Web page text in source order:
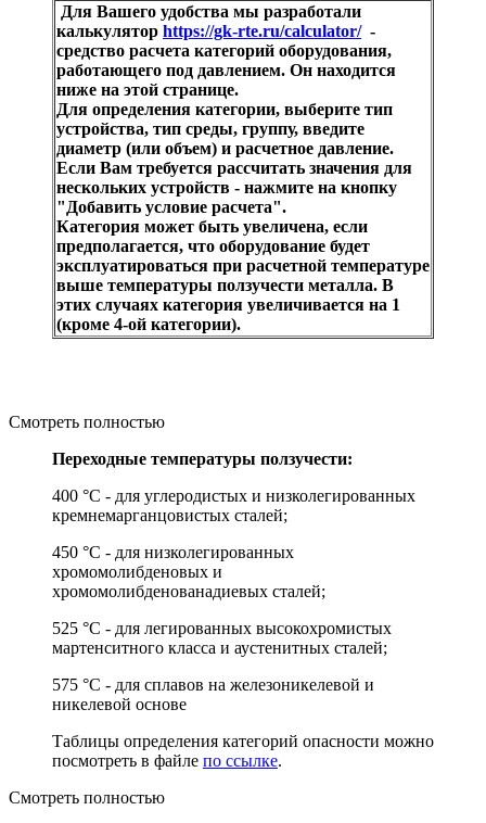
Для Вашего удобства мы разработали
калькулятор https://gk-rte.ru/calculator/-
средство расчета категорий оборудования,
работающего под давлением. Он находится
ниже на этой странице.
Для определения категории, выберите тип
устройства, тип среды, группу, введите
диаметр (или объем) и расчетное давление.
Если Вам требуется рассчитать значения для
нескольких устройств - нажмите на кнопку
"Добавить условие расчета".
Категория может быть увеличена, если
предполагается, что оборудование будет
эксплуатироваться при расчетной температуре
выше температуры ползучести металла. В
этих случаях категория увеличивается на 1
(кроме 4-ой категории).
Смотреть полностью
Переходные температуры ползучести:
400 °C - для углеродистых и низколегированных
кремнемарганцовистых сталей;
450 °C - для низколегированных
хромомолибденовых и
хромомолибденованадиевых сталей;
525 °C - для легированных высокохромистых
мартенситного класса и аустенитных сталей;
575 °C - для сплавов на железоникелевой и
никелевой основе
Таблицы определения категорий опасности можно
посмотреть в файле по ссылке.
Смотреть полностью